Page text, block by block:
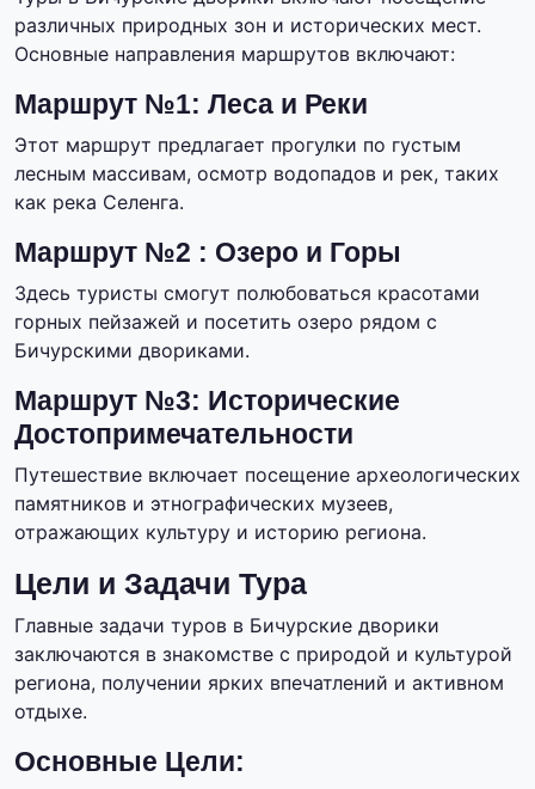
различных природных зон и исторических мест.
Основные направления маршрутов включают:
Маршрут №1: Леса и Реки
Этот маршрут предлагает прогулки по густым
лесным массивам, осмотр водопадов и рек, таких
как река Селенга.
Маршрут №2 : Озеро и Горы
Здесь туристы смогут полюбоваться красотами
горных пейзажей и посетить озеро рядом с
Бичурскими двориками.
Маршрут №3: Исторические
Достопримечательности
Путешествие включает посещение археологических
памятников и этнографических музеев,
отражающих культуру и историю региона.
Цели и Задачи Тура
Главные задачи туров в Бичурские дворики
заключаются в знакомстве с природой и культурой
региона, получении ярких впечатлений и активном
отдыхе.
Основные Цели: